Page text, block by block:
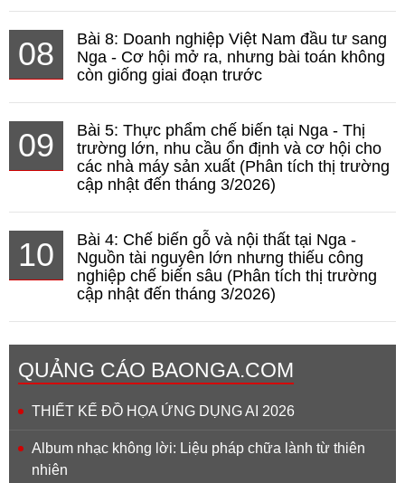
08
Bài 8: Doanh nghiệp Việt Nam đầu tư sang
Nga - Cơ hội mở ra, nhưng bài toán không
còn giống giai đoạn trước
09
Bài 5: Thực phẩm chế biến tại Nga - Thị
trường lớn, nhu cầu ổn định và cơ hội cho
các nhà máy sản xuất (Phân tích thị trường
cập nhật đến tháng 3/2026)
10
Bài 4: Chế biến gỗ và nội thất tại Nga -
Nguồn tài nguyên lớn nhưng thiếu công
nghiệp chế biến sâu (Phân tích thị trường
cập nhật đến tháng 3/2026)
QUẢNG CÁO BAONGA.COM
THIẾT KẾ ĐỒ HỌA ỨNG DỤNG AI 2026
Album nhạc không lời: Liệu pháp chữa lành từ thiên
nhiên